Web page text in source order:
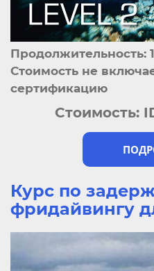
Продолжительность:
Стоимость не
сертификацию
Стоимость:
Курс по
фридайвингу